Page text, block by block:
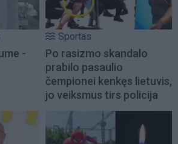
-
Sportas
Po rasizmo skandalo
prabilo pasaulio
čempionei kenkęs lietuvis,
jo veiksmus tirs policija